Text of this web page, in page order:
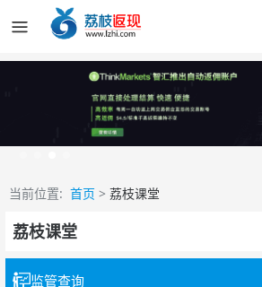
当前位置: 首页 > 荔枝课堂
荔枝课堂
监管查询